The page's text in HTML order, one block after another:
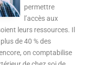
permettre
l’accès aux
leurs ressources. Il
de 40 % des
on comptabilise